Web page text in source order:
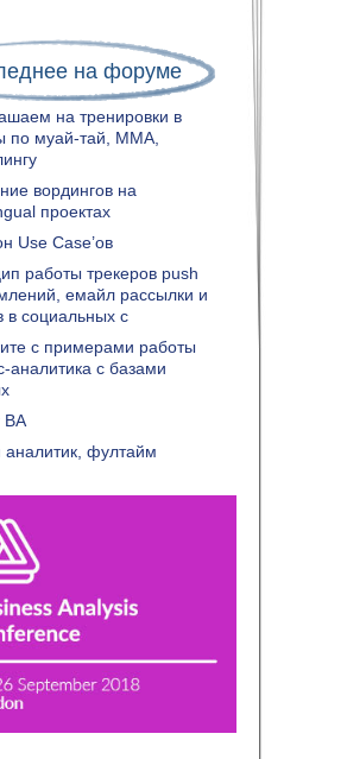
на форуме
на тренировки в
по муай-тай, ММА,
вордингов на
проектах
Use Case’ов
работы трекеров push
емайл рассылки и
в социальных с
с примерами работы
аналитика с базами
BA
аналитик, фултайм